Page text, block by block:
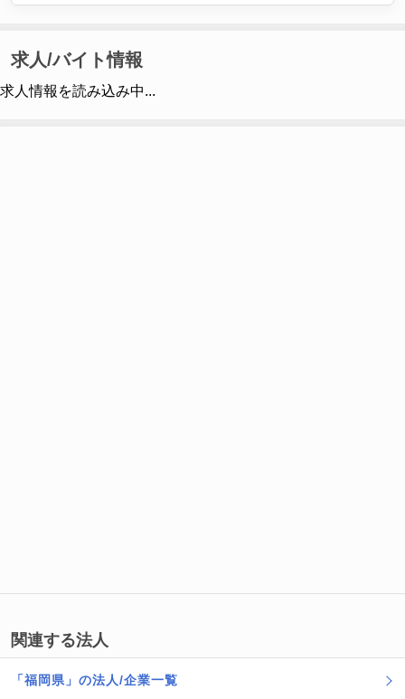
求人/バイト情報
求人情報を読み込み中...
関連する法人
「福岡県」の法人/企業一覧